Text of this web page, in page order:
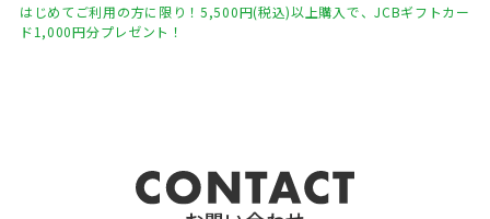
はじめてご利用の方に限り！5,500円(税込)以上購入で、JCBギフトカー
ド1,000円分プレゼント！